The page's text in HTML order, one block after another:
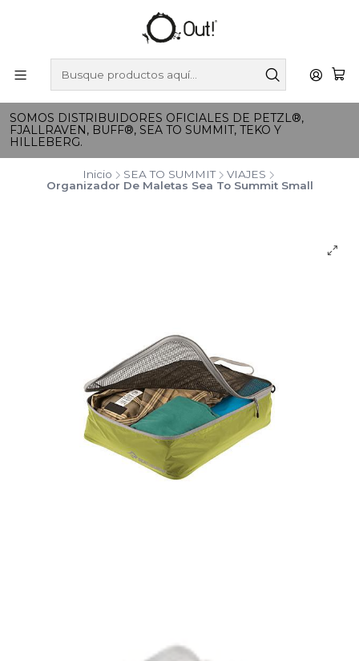
SOMOS DISTRIBUIDORES OFICIALES DE PETZL®,
FJALLRAVEN, BUFF®, SEA TO SUMMIT, TEKO Y
HILLEBERG.
Inicio SEA TO SUMMIT
VIAJES
Organizador De Maletas Sea To Summit Small